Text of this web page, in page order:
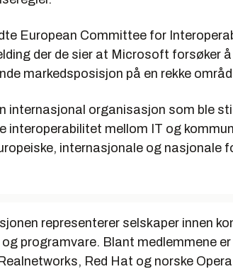
European Committee for
der de sier at Microsoft forsøker
markedsposisjon på en rekke
internasjonal organisasjon som ble
interoperabilitet mellom IT og
internasjonale og nasjonale
representerer selskaper innen
og programvare. Blant medlemmene
Red Hat og norske